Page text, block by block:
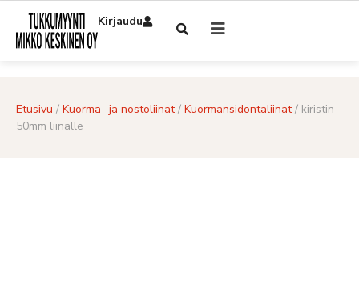
Kirjaudu
Etusivu / Kuorma- ja nostoliinat/ Kuormansidontaliinat/ kiristin
50mm liinalle